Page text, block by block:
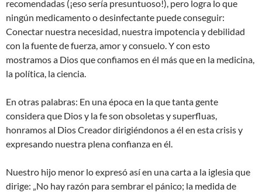
recomendadas (¡eso sería presuntuoso!), pero logra lo que
ningún medicamento o desinfectante puede conseguir:
Conectar nuestra necesidad, nuestra impotencia y debilidad
con la fuente de fuerza, amor y consuelo. Y con esto
mostramos a Dios que confiamos en él más que en la medicina,
la política, la ciencia.
En otras palabras: En una época en la que tanta gente
considera que Dios y la fe son obsoletas y superfluas,
honramos al Dios Creador dirigiéndonos a él en esta crisis y
expresando nuestra plena confianza en él.
Nuestro hijo menor lo expresó así en una carta a la iglesia que
dirige: „No hay razón para sembrar el pánico; la medida de